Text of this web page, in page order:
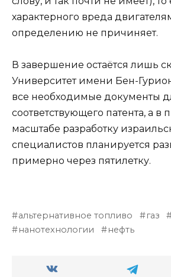
характерного вреда
определению не причиняет.
В завершение остаётся лишь
Университет имени Бен-
все необходимые документы
соответствующего патента, а
масштабе разработку
специалистов планируется
примерно через пятилетку.
альтернативное топливо газ
нанотехнологии
нефть